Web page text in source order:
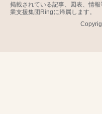
掲載されている記事、図表、情
業支援集団Ringに帰属します。